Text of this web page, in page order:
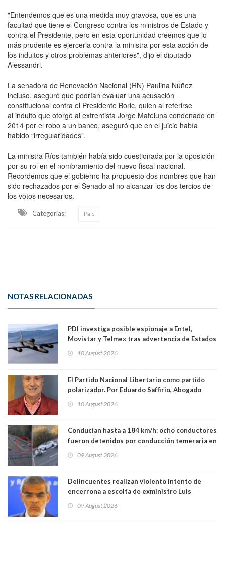
"Entendemos que es una medida muy gravosa, que es una
facultad que tiene el Congreso contra los ministros de Estado y
contra el Presidente, pero en esta oportunidad creemos que lo
más prudente es ejercerla contra la ministra por esta acción de
los indultos y otros problemas anteriores", dijo el diputado
Alessandri.
La senadora de Renovación Nacional (RN) Paulina Núñez
incluso, aseguró que podrían evaluar una acusación
constitucional contra el Presidente Boric, quien al referirse
al indulto que otorgó al exfrentista Jorge Mateluna condenado en
2014 por el robo a un banco, aseguró que en el juicio había
habido “irregularidades”.
La ministra Ríos también había sido cuestionada por la oposición
por su rol en el nombramiento del nuevo fiscal nacional.
Recordemos que el gobierno ha propuesto dos nombres que han
sido rechazados por el Senado al no alcanzar los dos tercios de
los votos necesarios.
Categorias: País
NOTAS RELACIONADAS
PDI investiga posible espionaje a Entel,
Movistar y Telmex tras advertencia de Estados
10 August 2026
El Partido Nacional Libertario como partido
polarizador. Por Eduardo Saffirio, Abogado
10 August 2026
Conducían hasta a 184 km/h: ocho conductores
fueron detenidos por conducción temeraria en
09 August 2026
Delincuentes realizan violento intento de
encerrona a escolta de exministro Luis
Lo Espejo
09 August 2026